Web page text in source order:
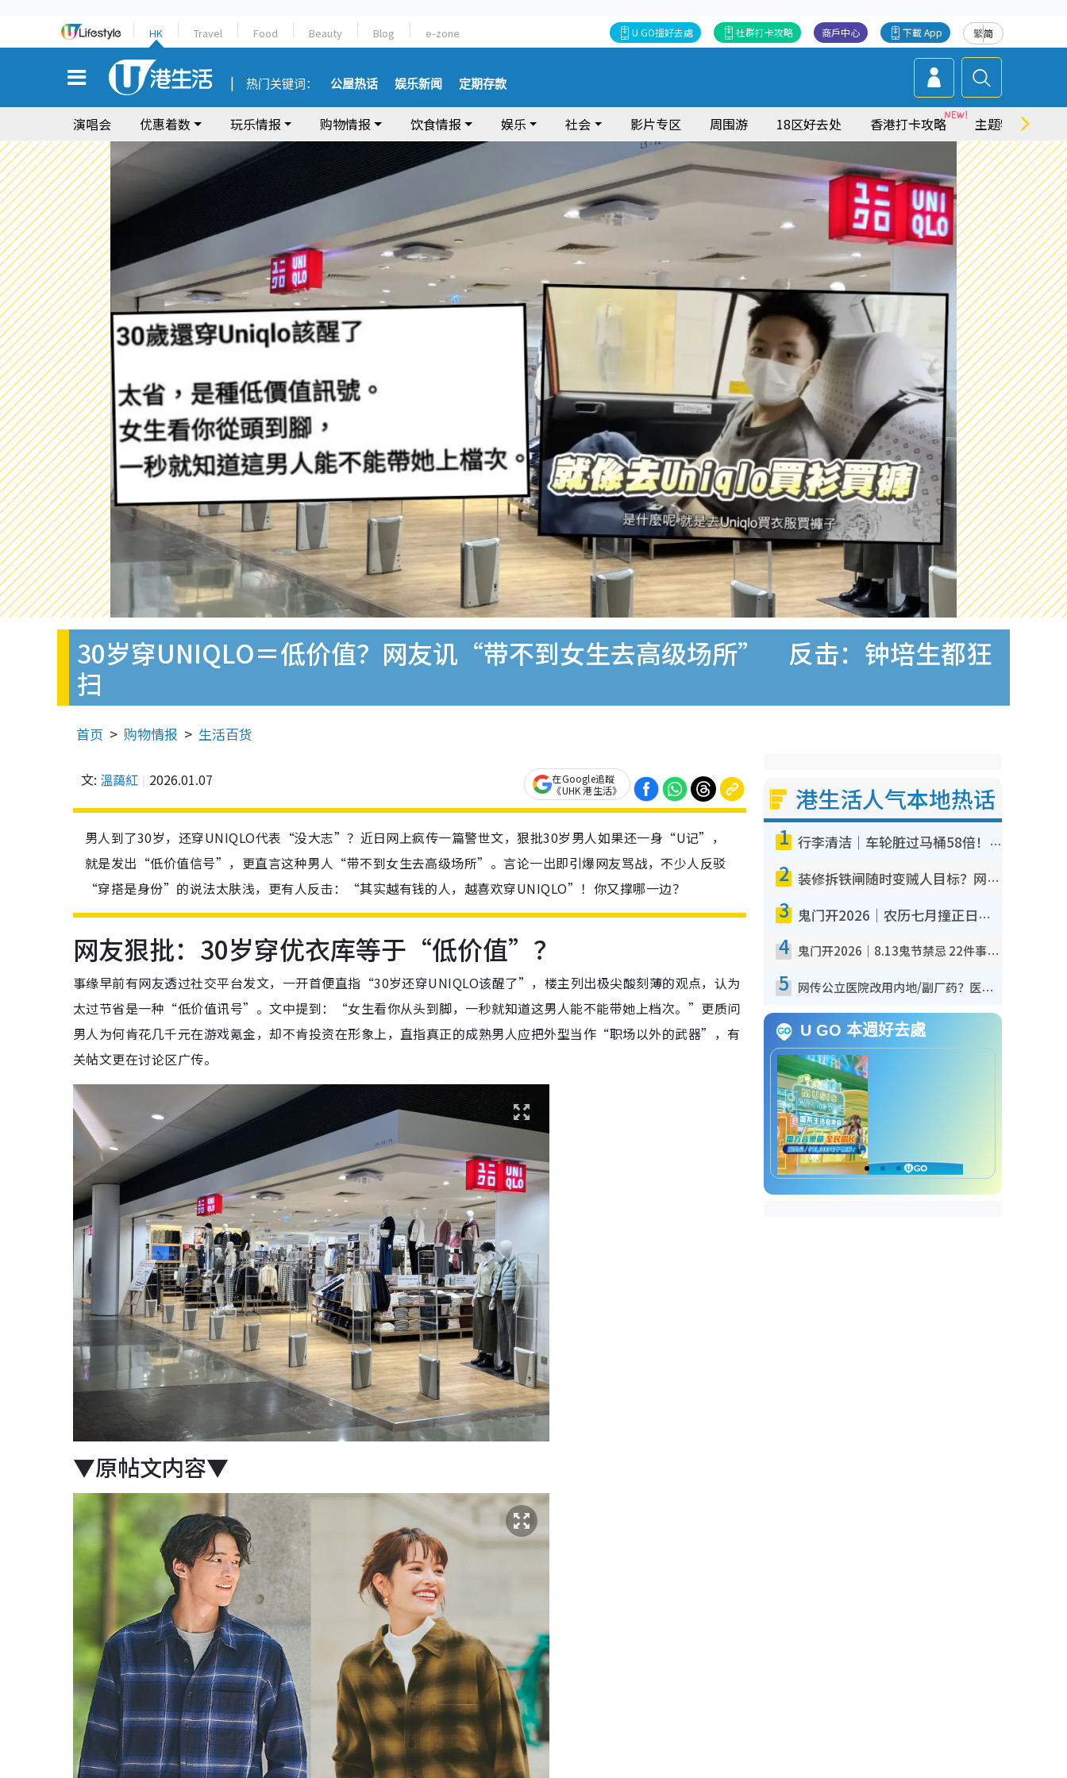
HK Travel Food Beauty Blog e-zone 繁简
下載 App
商戶中心
社群打卡攻略
U GO搵好去處
热门关键词： 公屋热话 娱乐新闻 定期存款
演唱会 优惠着数 玩乐情报 购物情报 饮食情报 娱乐 社会 影片专区 周围游 18区好去处 香港打卡攻略 主题特集
30岁穿UNIQLO＝低价值？网友讥“带不到女生去高级场所” 反击：钟培生都狂
扫
首页 购物情报 生活百货
文: 溫藹紅 2026.01.07
在Google追蹤
《UHK 港生活》
男人到了30岁，还穿UNIQLO代表“没大志”？近日网上疯传一篇警世文，狠批30岁男人如果还一身“U记”，
就是发出“低价值信号”，更直言这种男人“带不到女生去高级场所”。言论一出即引爆网友骂战，不少人反驳
“穿搭是身份”的说法太肤浅，更有人反击：“其实越有钱的人，越喜欢穿UNIQLO”！你又撑哪一边？
网友狠批：30岁穿优衣库等于“低价值”？
事缘早前有网友透过社交平台发文，一开首便直指“30岁还穿UNIQLO该醒了”，楼主列出极尖酸刻薄的观点，认为
太过节省是一种“低价值讯号”。文中提到：“女生看你从头到脚，一秒就知道这男人能不能带她上档次。”更质问
男人为何肯花几千元在游戏氪金，却不肯投资在形象上，直指真正的成熟男人应把外型当作“职场以外的武器”，有
关帖文更在讨论区广传。
▼原帖文内容▼
港生活人气本地热话
1 行李清洁｜车轮脏过马桶58倍！专家警告忌用酒精擦 教1招免脏手除菌
2 装修拆铁闸随时变贼人目标？网友揭2大关键用途：装新款等于白装？附新旧铁闸分别
3 鬼门开2026｜农历七月撞正日全食特别邪？专家警告切忌做一事！揭4大禁忌+2招保平安
4 鬼门开2026｜8.13鬼节禁忌 22件事不能做！烧肉、刺身要少食？半夜勿吹口哨/打给个电话
5 网传公立医院改用内地/副厂药？医生拆解正副厂分别，揭4类人换药随时出事
U GO 本週好去處